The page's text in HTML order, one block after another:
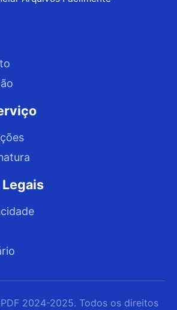
2024-2025. Todos os direitos